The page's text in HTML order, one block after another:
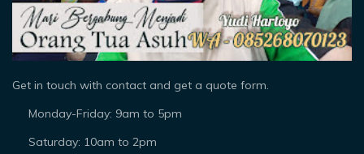
Get in touch with contact and get a quote form.
Monday-Friday: 9am to 5pm
Saturday: 10am to 2pm